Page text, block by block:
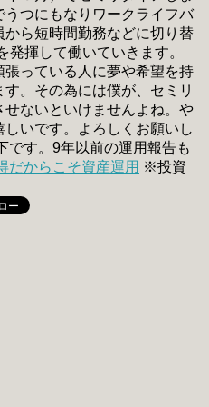
つにもなりワークライフバ
ら短時間勤務などに切り替
発揮して働いていきます。
っている人に夢や希望を持
。その為には僕が、セミリ
ないといけませんよね。や
いです。よろしくお願いし
です。9年以前の運用報告も
だからこそ資産運用 ※投資